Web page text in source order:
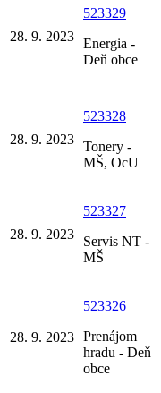
28. 9. 2023
523329
Energia -
Deň obce
28. 9. 2023
523328
Tonery -
MŠ, OcU
28. 9. 2023
523327
Servis NT -
MŠ
28. 9. 2023
523326
Prenájom
hradu - Deň
obce